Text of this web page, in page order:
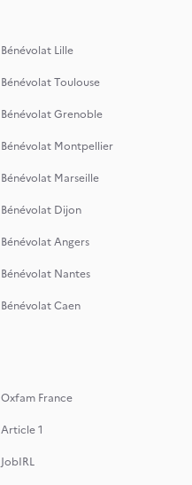
Bénévolat Lille
Bénévolat Toulouse
Bénévolat Grenoble
Bénévolat Montpellier
Bénévolat Marseille
Bénévolat Dijon
Bénévolat Angers
Bénévolat Nantes
Bénévolat Caen
Oxfam France
Article 1
JobIRL